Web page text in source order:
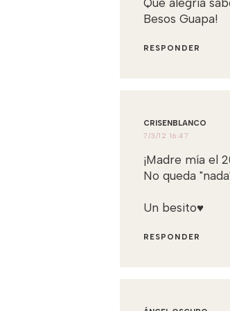
Que alegría
Besos Guapa!
RESPONDER
CRISENBLANCO
7/3/12 16:47
¡Madre mía el
No queda
Un besito♥
RESPONDER